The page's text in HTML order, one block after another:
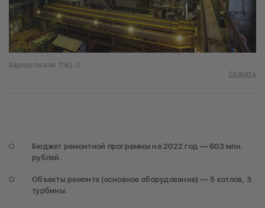
Барнаульская ТЭЦ-3
Скачать
Бюджет ремонтной программы на 2022 год — 603 млн.
рублей.
Объекты ремонта (основное оборудование) — 5 котлов, 3
турбины.